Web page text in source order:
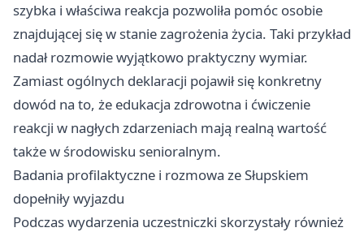
szybka i właściwa reakcja pozwoliła pomóc osobie
znajdującej się w stanie zagrożenia życia. Taki przykład
nadał rozmowie wyjątkowo praktyczny wymiar.
Zamiast ogólnych deklaracji pojawił się konkretny
dowód na to, że edukacja zdrowotna i ćwiczenie
reakcji w nagłych zdarzeniach mają realną wartość
także w środowisku senioralnym.
Badania profilaktyczne i rozmowa ze Słupskiem
dopełniły wyjazdu
Podczas wydarzenia uczestniczki skorzystały również